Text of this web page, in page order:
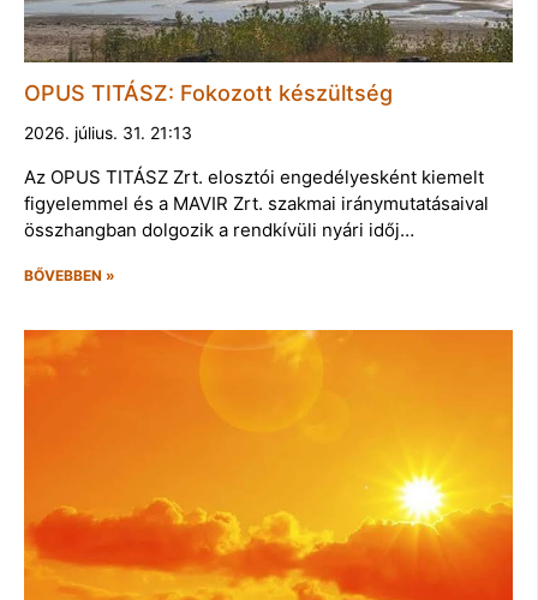
OPUS TITÁSZ: Fokozott készültség
2026. július. 31. 21:13
Az OPUS TITÁSZ Zrt. elosztói engedélyesként kiemelt
figyelemmel és a MAVIR Zrt. szakmai iránymutatásaival
összhangban dolgozik a rendkívüli nyári időj…
BŐVEBBEN »